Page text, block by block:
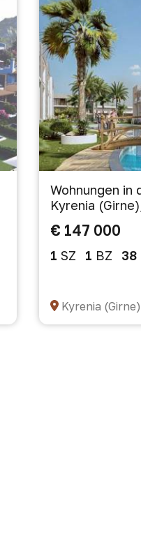
Wohnungen in
Kyrenia
€ 147 000
1 SZ 1 BZ 38
Kyrenia